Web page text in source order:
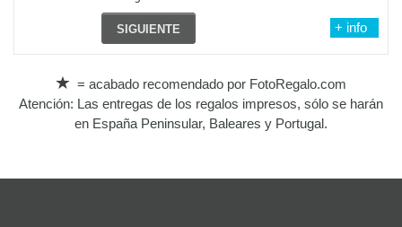
SIGUIENTE + info
= acabado recomendado por FotoRegalo.com
Atención: Las entregas de los regalos impresos, sólo se harán
en España Peninsular, Baleares y Portugal.